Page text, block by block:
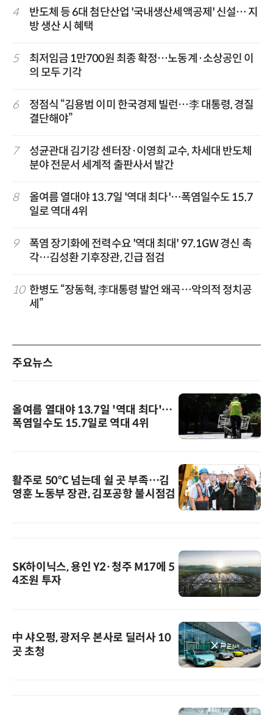
4
반도체 등 6대 첨단산업 '국내생산세액공제' 신설… 지
방 생산 시 혜택
5
최저임금 1만700원 최종 확정…노동계·소상공인 이
의 모두 기각
6
정점식 “김용범 이미 한국경제 빌런…李 대통령, 경질
결단해야”
7
성균관대 김기강 센터장·이영희 교수, 차세대 반도체
분야 전문서 세계적 출판사서 발간
8
올여름 열대야 13.7일 '역대 최다'…폭염일수도 15.7
일로 역대 4위
9
폭염 장기화에 전력수요 '역대 최대' 97.1GW 경신 촉
각…김성환 기후장관, 긴급 점검
10 한병도 “장동혁, 李대통령 발언 왜곡…악의적 정치공
세”
주요뉴스
올여름 열대야 13.7일 '역대 최다'…
폭염일수도 15.7일로 역대 4위
활주로 50℃ 넘는데 쉴 곳 부족…김
영훈 노동부 장관, 김포공항 불시점검
SK하이닉스, 용인 Y2·청주 M17에 5
4조원 투자
中 샤오펑, 광저우 본사로 딜러사 10
곳 초청